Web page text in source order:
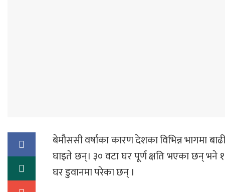
बेमौससी वर्षाका कारण देशका विभिन्न भागमा
घाइते छन्। ३० वटा घर पूर्ण क्षति भएका छन् भने
घर डुवानमा परेका छन् ।